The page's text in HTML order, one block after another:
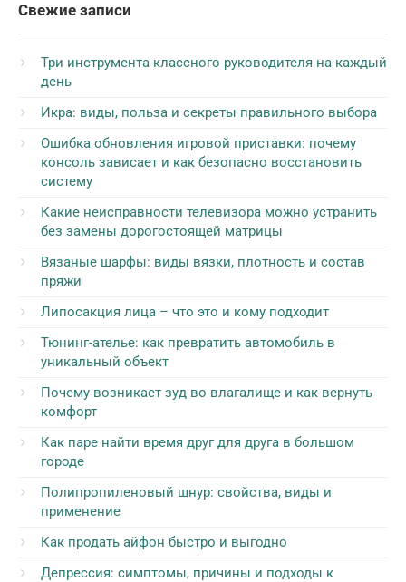
Свежие записи
Три инструмента классного руководителя на каждый
день
Икра: виды, польза и секреты правильного выбора
Ошибка обновления игровой приставки: почему
консоль зависает и как безопасно восстановить
систему
Какие неисправности телевизора можно устранить
без замены дорогостоящей матрицы
Вязаные шарфы: виды вязки, плотность и состав
пряжи
Липосакция лица – что это и кому подходит
Тюнинг-ателье: как превратить автомобиль в
уникальный объект
Почему возникает зуд во влагалище и как вернуть
комфорт
Как паре найти время друг для друга в большом
городе
Полипропиленовый шнур: свойства, виды и
применение
Как продать айфон быстро и выгодно
Депрессия: симптомы, причины и подходы к